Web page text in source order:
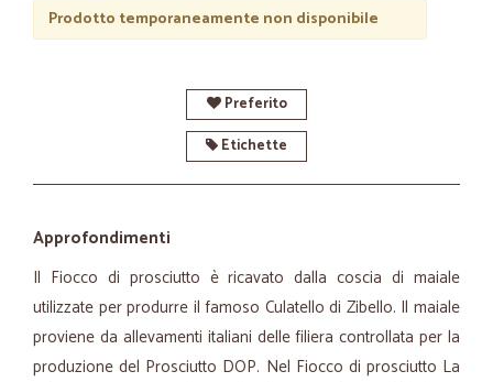
Prodotto temporaneamente non disponibile
Preferito
Etichette
Approfondimenti
Il Fiocco di prosciutto è ricavato dalla coscia di maiale
utilizzate per produrre il famoso Culatello di Zibello. Il maiale
proviene da allevamenti italiani delle filiera controllata per la
produzione del Prosciutto DOP. Nel Fiocco di prosciutto La